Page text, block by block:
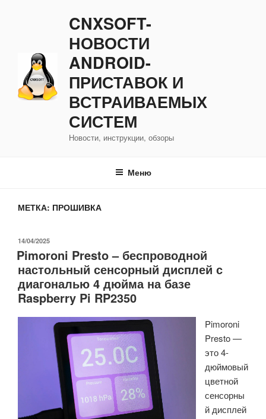
CNXSOFT-
НОВОСТИ
ANDROID-
ПРИСТАВОК И
ВСТРАИВАЕМЫХ
СИСТЕМ
Новости, инструкции, обзоры
Меню
МЕТКА: ПРОШИВКА
ОПУБЛИКОВАНО
14/04/2025
Pimoroni Presto – беспроводной
настольный сенсорный дисплей с
диагональю 4 дюйма на базе
Raspberry Pi RP2350
Pimoroni
Presto —
это 4-
дюймовый
цветной
сенсорны
й дисплей